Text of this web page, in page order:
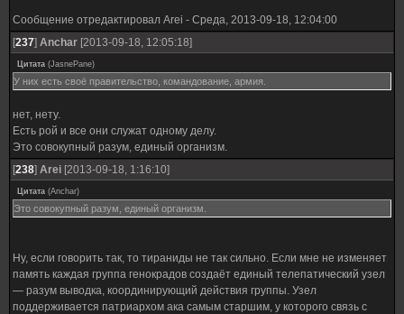
Сообщение отредактировал Arei - Среда, 2013-09-18, 12:04:00
[237] Anchar [2013-09-18, 12:05:18]
Цитата (JasnePane)
У них есть своё правительство, командование, армия.
нет, нету.
Есть рой и все они служат одному делу.
Это совокупный разум, единый организм.
[238] Arei [2013-09-18, 1:16:10]
Цитата (Anchar)
Это совокупный разум, единый организм.
Ну, если говорить так, то тираниды не так сильно. Если мне не изменяет
память каждая группа генокрадов создаёт единый телепатический узел
— разум выводка, координирующий действия группы. Узел
поддерживается патриархом ака самым старшим, у которого связь с